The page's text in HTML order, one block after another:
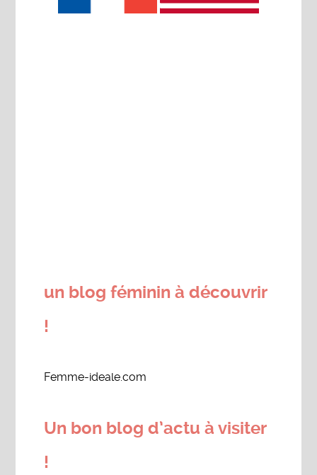
un blog féminin à découvrir
!
Femme-ideale.com
Un bon blog d’actu à visiter
!